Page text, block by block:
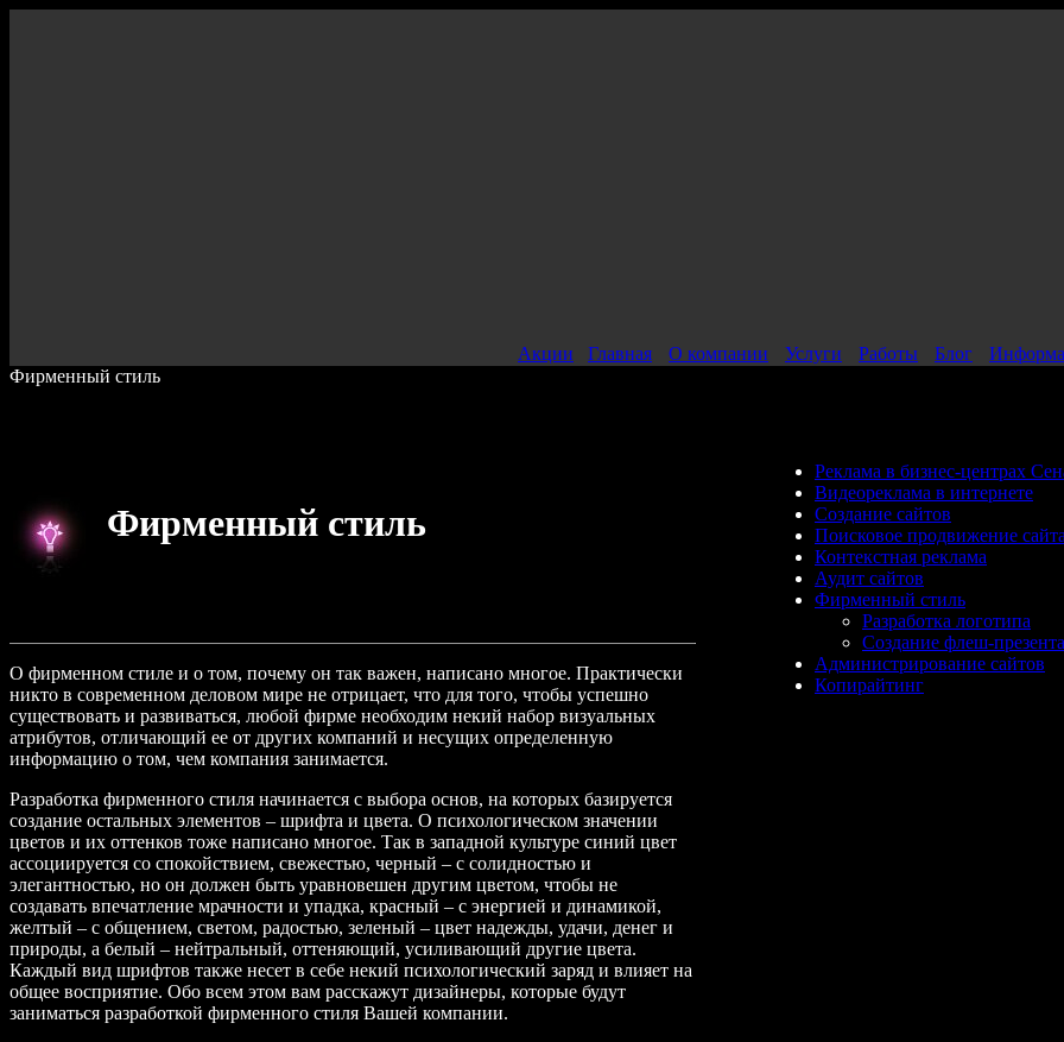
Фирменный стиль
Фирменный стиль
О фирменном стиле и о том, почему он так важен, написано многое. Практически
никто в современном деловом мире не отрицает, что для того, чтобы успешно
существовать и развиваться, любой фирме необходим некий набор визуальных
атрибутов, отличающий ее от других компаний и несущих определенную
информацию о том, чем компания занимается.
Разработка фирменного стиля начинается с выбора основ, на которых базируется
создание остальных элементов – шрифта и цвета. О психологическом значении
цветов и их оттенков тоже написано многое. Так в западной культуре синий цвет
ассоциируется со спокойствием, свежестью, черный – с солидностью и
элегантностью, но он должен быть уравновешен другим цветом, чтобы не
создавать впечатление мрачности и упадка, красный – с энергией и динамикой,
желтый – с общением, светом, радостью, зеленый – цвет надежды, удачи, денег и
природы, а белый – нейтральный, оттеняющий, усиливающий другие цвета.
Каждый вид шрифтов также несет в себе некий психологический заряд и влияет на
общее восприятие. Обо всем этом вам расскажут дизайнеры, которые будут
заниматься разработкой фирменного стиля Вашей компании.
Реклама в бизнес-центрах
Видеореклама в интернете
Создание сайтов
Поисковое продвижение сайта
Контекстная реклама
Аудит сайтов
Фирменный стиль
Разработка логотипа
Создание флеш-
Администрирование сайтов
Копирайтинг
Блог
Работы
Услуги
О компании
Главная
Акции